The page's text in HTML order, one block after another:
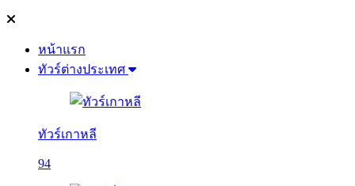
หน้าแรก
ทัวร์ต่างประเทศ
ทัวร์เกาหลี
94